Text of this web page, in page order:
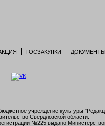
ГОСЗАКУПКИ
ДОКУМЕНТЫ
учреждение культуры
Свердловской области.
№225 выдано